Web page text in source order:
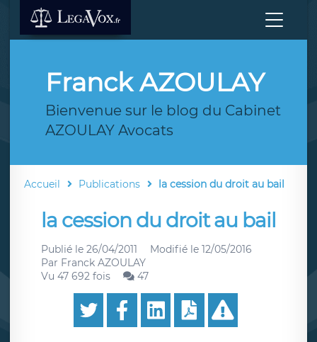
Franck AZOULAY
Bienvenue sur le blog du Cabinet
AZOULAY Avocats
Accueil Publications la cession du droit au bail
la cession du droit au bail
Publié le 26/04/2011 Modifié le 12/05/2016
Par Franck AZOULAY
Vu 47 692 fois
47